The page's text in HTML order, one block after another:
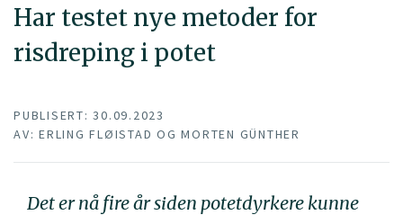
Har testet nye metoder for
risdreping i potet
PUBLISERT: 30.09.2023
AV: ERLING FLØISTAD OG MORTEN GÜNTHER
Det er nå fire år siden potetdyrkere kunne